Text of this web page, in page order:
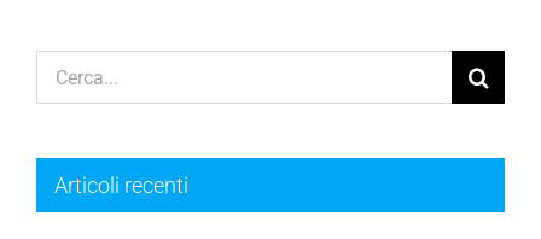
Cerca
per:
Articoli recenti